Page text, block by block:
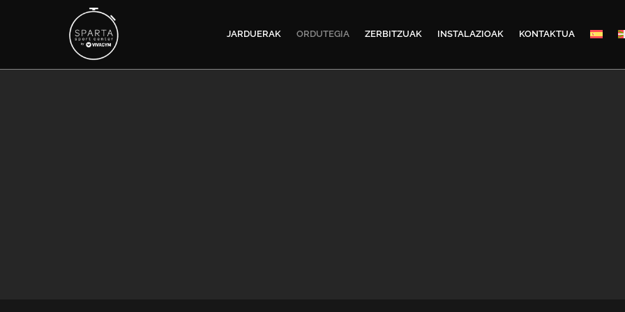
JARDUERAK ORDUTEGIA ZERBITZUAK INSTALAZIOAK KONTAKTUA